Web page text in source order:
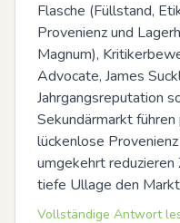
Flasche (Füllstand,
Provenienz und
Magnum),
Advocate, James
Jahrgangsreputation
Sekundärmarkt
lückenlose
umgekehrt
tiefe Ullage den
Vollständige Antwort